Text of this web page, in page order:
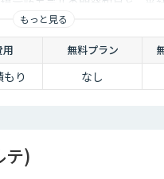
。 当社では、AIエージェント
通貫でご支援いたしますので
もっと見る
用 無料プラン
り なし
)